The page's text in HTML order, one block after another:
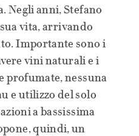
Negli anni, Stefano
vita, arrivando
Importante sono i
vini naturali e i
profumate, nessuna
e utilizzo del solo
a bassissima
quindi, un